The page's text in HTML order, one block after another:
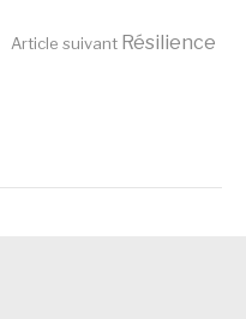
Article suivant Résilience